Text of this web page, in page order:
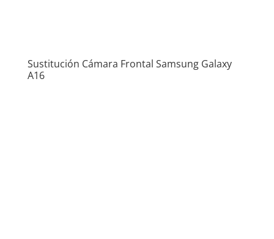
Sustitución Cámara Frontal Samsung Galaxy
A16